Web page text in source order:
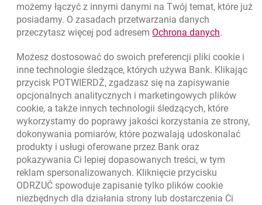
Znajdź placówkę lub bankomat otwiera się w nowej karcie
Oceń nas otwiera się w nowej karcie
Złóż wniosek przez internet
Skontaktuj się ze Specjalistą
O banku
Odpowiedzialny biznes
możemy łączyć z innymi danymi na Twój temat, które już
posiadamy. O zasadach przetwarzania danych
przeczytasz więcej pod adresem Ochrona danychlink
.
Możesz dostosować do swoich preferencji pliki cookie i
inne technologie śledzące, których używa Bank. Klikając
przycisk POTWIERDŹ, zgadzasz się na zapisywanie
opcjonalnych analitycznych i marketingowych plików
cookie, a także innych technologii śledzących, które
wykorzystamy do poprawy jakości korzystania ze strony,
dokonywania pomiarów, które pozwalają udoskonalać
produkty i usługi oferowane przez Bank oraz
pokazywania Ci lepiej dopasowanych treści, w tym
reklam spersonalizowanych. Kliknięcie przycisku
ODRZUĆ spowoduje zapisanie tylko plików cookie
niezbędnych dla działania strony lub dostarczenia Ci